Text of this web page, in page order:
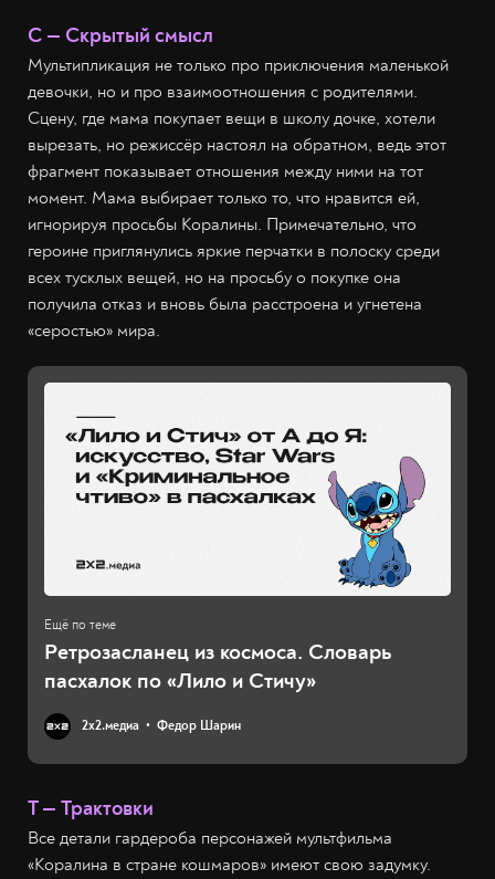
С — Скрытый смысл
Мультипликация не только про приключения маленькой
девочки, но и про взаимоотношения с родителями.
Сцену, где мама покупает вещи в школу дочке, хотели
вырезать, но режиссёр настоял на обратном, ведь этот
фрагмент показывает отношения между ними на тот
момент. Мама выбирает только то, что нравится ей,
игнорируя просьбы Коралины. Примечательно, что
героине приглянулись яркие перчатки в полоску среди
всех тусклых вещей, но на просьбу о покупке она
получила отказ и вновь была расстроена и угнетена
«серостью» мира.
Ретрозасланец из космоса. Словарь
пасхалок по «Лило и Стичу»
2х2.медиа Федор Шарин
Т — Трактовки
Все детали гардероба персонажей мультфильма
«Коралина в стране кошмаров» имеют свою задумку.